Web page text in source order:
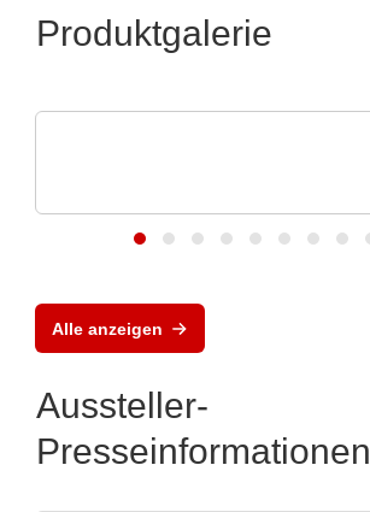
Produktgalerie
Alle anzeigen
Aussteller-
Presseinformationen